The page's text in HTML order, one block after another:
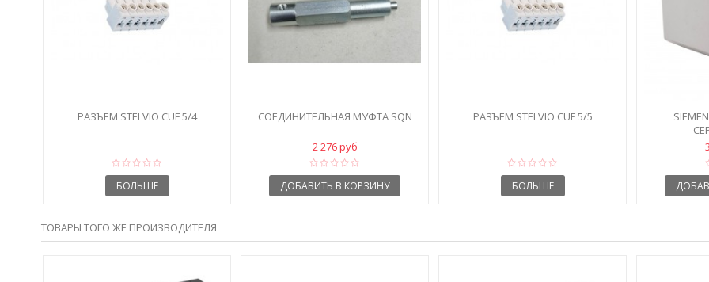
РАЗЪЕМ STELVIO CUF 5/4
БОЛЬШЕ
СОЕДИНИТЕЛЬНАЯ МУФТА SQN
2 276 руб
ДОБАВИТЬ В КОРЗИНУ
РАЗЪЕМ STELVIO CUF 5/5
БОЛЬШЕ
ТОВАРЫ ТОГО ЖЕ ПРОИЗВОДИТЕЛЯ